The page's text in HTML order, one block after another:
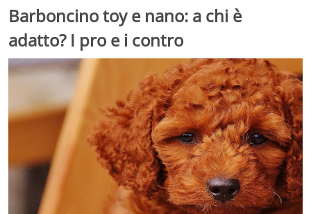
Barboncino toy e nano: a chi è
adatto? I pro e i contro